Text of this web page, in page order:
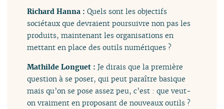
Richard Hanna :Quels sont les objectifs
sociétaux que devraient poursuivre non pas les
produits, maintenant les organisations en
mettant en place des outils numériques ?
Mathilde Longuet :Je dirais que la première
question à se poser, qui peut paraître basique
mais qu’on se pose assez peu, c’est : que veut-
on vraiment en proposant de nouveaux outils ?